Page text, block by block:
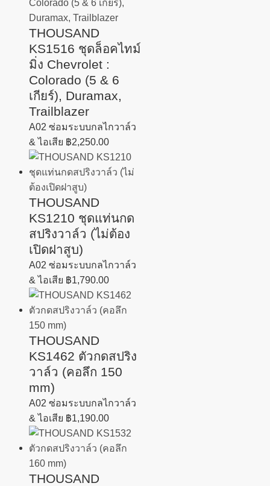
THOUSAND
KS1516 ชุดล็อคไทม์
มิ่ง Chevrolet :
Colorado (5 & 6
เกียร์), Duramax,
Trailblazer
A02 ซ่อมระบบกลไกวาล์ว
& ไอเสีย ฿2,250.00
THOUSAND
KS1210 ชุดแท่นกด
สปริงวาล์ว (ไม่ต้อง
เปิดฝาสูบ)
A02 ซ่อมระบบกลไกวาล์ว
& ไอเสีย ฿1,790.00
THOUSAND
KS1462 ตัวกดสปริง
วาล์ว (คอลึก 150
mm)
A02 ซ่อมระบบกลไกวาล์ว
& ไอเสีย ฿1,190.00
THOUSAND